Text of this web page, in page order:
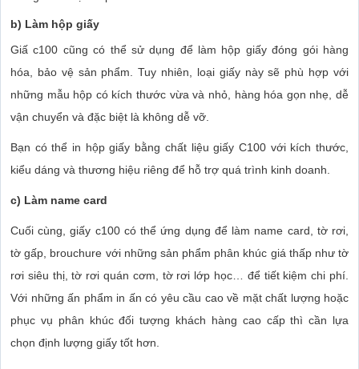
b) Làm hộp giấy
Giấ c100 cũng có thể sử dụng để làm hộp giấy đóng gói hàng
hóa, bảo vệ sản phẩm. Tuy nhiên, loại giấy này sẽ phù hợp với
những mẫu hộp có kích thước vừa và nhỏ, hàng hóa gọn nhẹ, dễ
vận chuyển và đặc biệt là không dễ vỡ.
Bạn có thể in hộp giấy bằng chất liệu giấy C100 với kích thước,
kiểu dáng và thương hiệu riêng để hỗ trợ quá trình kinh doanh.
c) Làm name card
Cuối cùng, giấy c100 có thể ứng dụng để làm name card, tờ rơi,
tờ gấp, brouchure với những sản phẩm phân khúc giá thấp như tờ
rơi siêu thị, tờ rơi quán cơm, tờ rơi lớp học… để tiết kiệm chi phí.
Với những ấn phẩm in ấn có yêu cầu cao về mặt chất lượng hoặc
phục vụ phân khúc đối tượng khách hàng cao cấp thì cần lựa
chọn định lượng giấy tốt hơn.